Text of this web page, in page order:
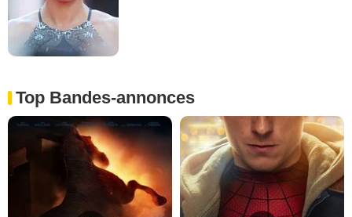
Top Bandes-annonces